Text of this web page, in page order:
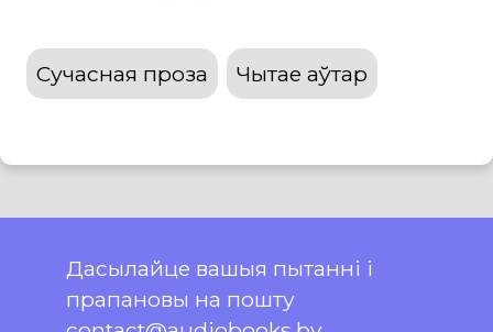
Сучасная проза Чытае аўтар
Дасылайце вашыя пытанні і
прапановы на пошту